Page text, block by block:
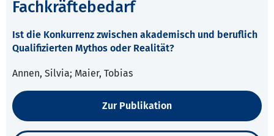
Fachkräftebedarf
Ist die Konkurrenz zwischen akademisch und beruflich
Qualifizierten Mythos oder Realität?
Annen, Silvia; Maier, Tobias
Zur Publikation